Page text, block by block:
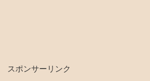
スポンサーリンク